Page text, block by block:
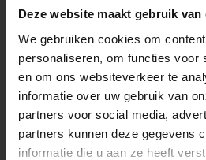
Deze website maakt gebruik van
We gebruiken cookies om
personaliseren, om functies voor
en om ons websiteverkeer te
informatie over uw gebruik van
partners voor social media,
partners kunnen deze gegevens
informatie die u aan ze heeft
Klantenservice
Heeft u vragen over onze producten
mail ons! Wij staan u graag te woord
advies. De openingstijden van onze
Maandag t/m vrijdag: 9:30 tot 11:30